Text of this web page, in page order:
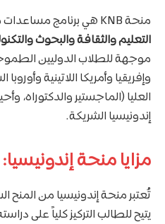
منحة KNB هي برنامج مساعدات مالية ممول بالكامل من
التعليم والثقافة والبحوث
موجهة للطلاب الدوليين
وإفريقيا وأمريكا اللاتينية
العليا (الماجستير والدكتوراه،
إندونيسيا الشريكة.
مزايا منحة إندونيسيا:
تُعتبر منحة إندونيسيا من المنح
يتيح للطالب التركيز كلياً على